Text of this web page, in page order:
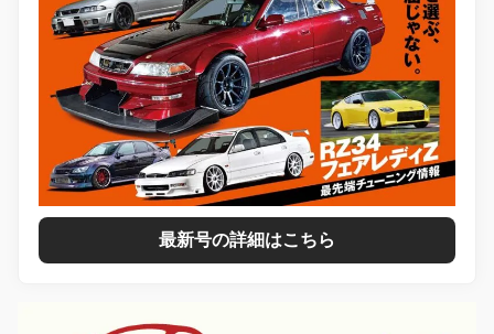
最新号の詳細はこちら